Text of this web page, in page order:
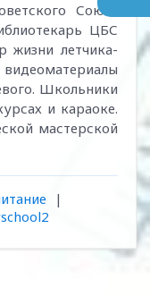
Союза
ЦБС
жизни летчика-
Школьники
и караоке.
мастерской
|